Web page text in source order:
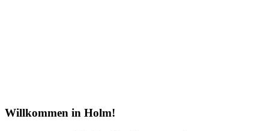
Willkommen in Holm!